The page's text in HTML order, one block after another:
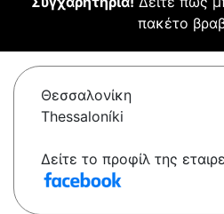
πακέτο
Θεσσαλονίκη
Thessaloníki
Δείτε το προφίλ της